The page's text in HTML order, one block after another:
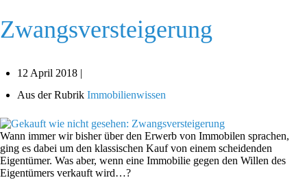
Zwangsversteigerung
12 April 2018 |
Aus der Rubrik Immobilienwissen
Wann immer wir bisher über den Erwerb von Immobilen sprachen,
ging es dabei um den klassischen Kauf von einem scheidenden
Eigentümer. Was aber, wenn eine Immobilie gegen den Willen des
Eigentümers verkauft wird…?